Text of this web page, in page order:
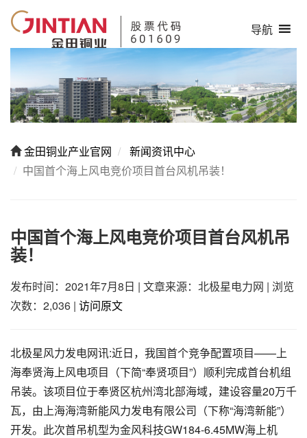
导航
金田铜业产业官网
新闻资讯中心
中国首个海上风电竞价项目首台风机吊装！
中国首个海上风电竞价项目首台风机吊
装！
发布时间：2021年7月8日 | 文章来源：北极星电力网 | 浏览
次数：2,036 | 访问原文
北极星风力发电网讯:近日，我国首个竞争配置项目——上
海奉贤海上风电项目（下简“奉贤项目”）顺利完成首台机组
吊装。该项目位于奉贤区杭州湾北部海域，建设容量20万千
瓦，由上海海湾新能风力发电有限公司（下称“海湾新能”）
开发。此次首吊机型为金风科技GW184-6.45MW海上机